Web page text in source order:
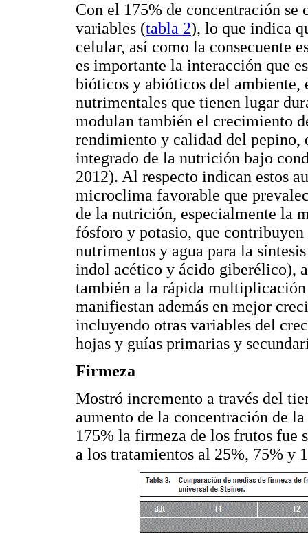
Con el 175% de concentración se
variables (tabla 2), lo que indica
celular, así como la consecuente
es importante la interacción que
bióticos y abióticos del ambiente,
nutrimentales que tienen lugar
modulan también el crecimiento
rendimiento y calidad del pepino,
integrado de la nutrición bajo
2012). Al respecto indican estos
microclima favorable que
de la nutrición, especialmente la
fósforo y potasio, que
nutrimentos y agua para la
indol acético y ácido giberélico),
también a la rápida
manifiestan además en mejor
incluyendo otras variables del
hojas y guías primarias y
Firmeza
Mostró incremento a través del
aumento de la concentración de
175% la firmeza de los frutos fue
a los tratamientos al 25%, 75% y